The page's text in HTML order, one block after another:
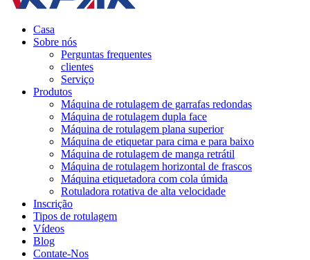
Casa
Sobre nós
Perguntas frequentes
clientes
Serviço
Produtos
Máquina de rotulagem de garrafas redondas
Máquina de rotulagem dupla face
Máquina de rotulagem plana superior
Máquina de etiquetar para cima e para baixo
Máquina de rotulagem de manga retrátil
Máquina de rotulagem horizontal de frascos
Máquina etiquetadora com cola úmida
Rotuladora rotativa de alta velocidade
Inscrição
Tipos de rotulagem
Vídeos
Blog
Contate-Nos